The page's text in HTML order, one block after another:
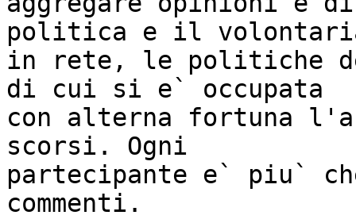
politica e il
in rete, le politiche
di cui si e` occupata
con alterna fortuna
scorsi. Ogni
partecipante e` piu`
commenti.